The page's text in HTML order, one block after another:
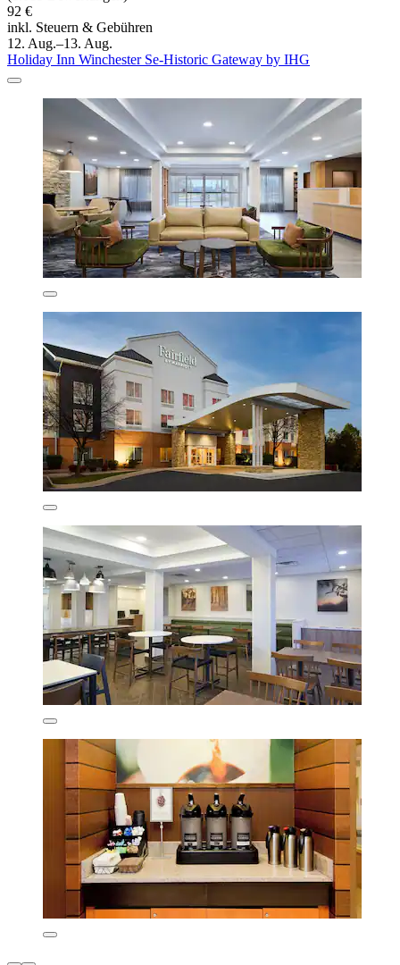
92 €
inkl. Steuern & Gebühren
12. Aug.–13. Aug.
Holiday Inn Winchester Se-Historic Gateway by IHG